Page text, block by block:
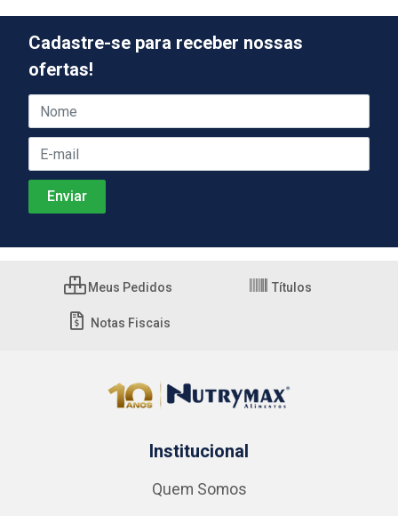
Cadastre-se para receber nossas
ofertas!
Meus Pedidos Títulos
Notas Fiscais
Institucional
Quem Somos